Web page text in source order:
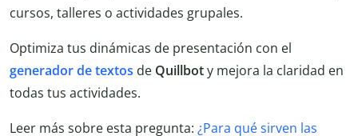
cursos, talleres o actividades grupales.
Optimiza tus dinámicas de presentación con el
generador de textos de Quillboty mejora la claridad en
todas tus actividades.
Leer más sobre esta pregunta: ¿Para qué sirven las